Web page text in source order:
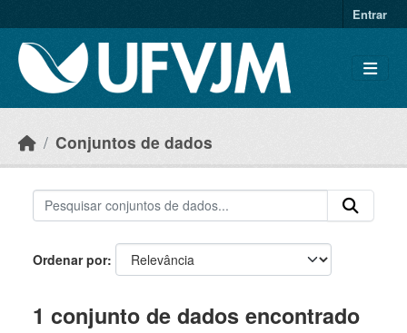
Entrar
Conjuntos de dados
Ordenar por
1 conjunto de dados encontrado